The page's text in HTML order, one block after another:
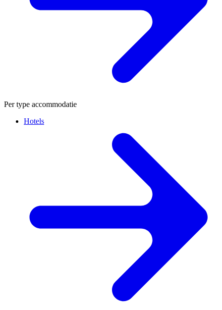
Per type accommodatie
Hotels